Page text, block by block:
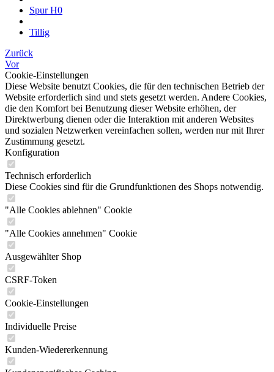
Spur H0
Tillig
Zurück
Vor
Cookie-Einstellungen
Diese Website benutzt Cookies, die für den technischen Betrieb der
Website erforderlich sind und stets gesetzt werden. Andere Cookies,
die den Komfort bei Benutzung dieser Website erhöhen, der
Direktwerbung dienen oder die Interaktion mit anderen Websites
und sozialen Netzwerken vereinfachen sollen, werden nur mit Ihrer
Zustimmung gesetzt.
Konfiguration
Technisch erforderlich
Diese Cookies sind für die Grundfunktionen des Shops notwendig.
"Alle Cookies ablehnen" Cookie
"Alle Cookies annehmen" Cookie
Ausgewählter Shop
CSRF-Token
Cookie-Einstellungen
Individuelle Preise
Kunden-Wiedererkennung